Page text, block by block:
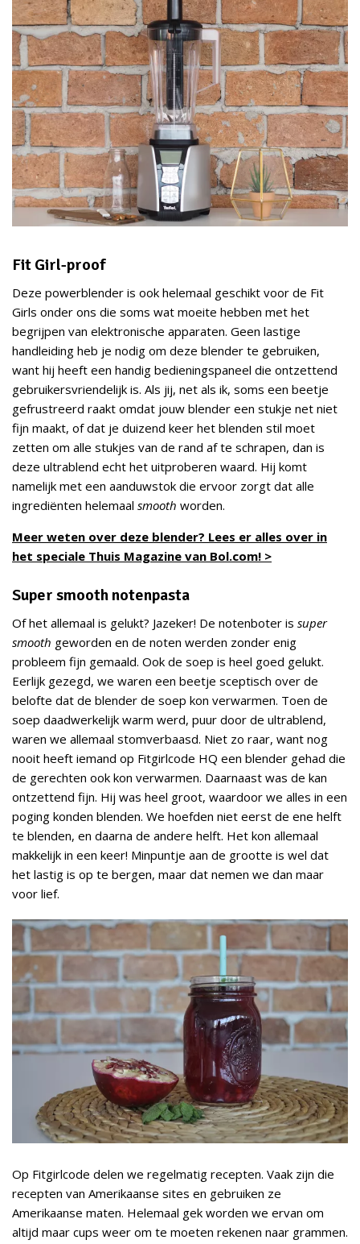
Fit Girl-proof
Deze powerblender is ook helemaal geschikt voor de Fit
Girls onder ons die soms wat moeite hebben met het
begrijpen van elektronische apparaten. Geen lastige
handleiding heb je nodig om deze blender te gebruiken,
want hij heeft een handig bedieningspaneel die ontzettend
gebruikersvriendelijk is. Als jij, net als ik, soms een beetje
gefrustreerd raakt omdat jouw blender een stukje net niet
fijn maakt, of dat je duizend keer het blenden stil moet
zetten om alle stukjes van de rand af te schrapen, dan is
deze ultrablend echt het uitproberen waard. Hij komt
namelijk met een aanduwstok die ervoor zorgt dat alle
ingrediënten helemaal smooth worden.
Meer weten over deze blender? Lees er alles over in
het speciale Thuis Magazine van Bol.com! >
Super smooth notenpasta
Of het allemaal is gelukt? Jazeker! De notenboter is super
smooth geworden en de noten werden zonder enig
probleem fijn gemaald. Ook de soep is heel goed gelukt.
Eerlijk gezegd, we waren een beetje sceptisch over de
belofte dat de blender de soep kon verwarmen. Toen de
soep daadwerkelijk warm werd, puur door de ultrablend,
waren we allemaal stomverbaasd. Niet zo raar, want nog
nooit heeft iemand op Fitgirlcode HQ een blender gehad die
de gerechten ook kon verwarmen. Daarnaast was de kan
ontzettend fijn. Hij was heel groot, waardoor we alles in een
poging konden blenden. We hoefden niet eerst de ene helft
te blenden, en daarna de andere helft. Het kon allemaal
makkelijk in een keer! Minpuntje aan de grootte is wel dat
het lastig is op te bergen, maar dat nemen we dan maar
voor lief.
Op Fitgirlcode delen we regelmatig recepten. Vaak zijn die
recepten van Amerikaanse sites en gebruiken ze
Amerikaanse maten. Helemaal gek worden we ervan om
altijd maar cups weer om te moeten rekenen naar grammen.